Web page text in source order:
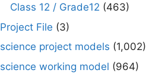
Class 12 / Grade12 (463)
Project File (3)
science project models (1,002)
science working model (964)